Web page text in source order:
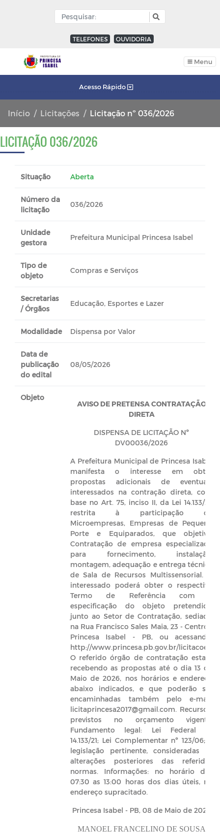
TELEFONES OUVIDORIA
Menu
Acesso Rápido
Início Licitações Licitação nº 036/2026
LICITAÇÃO 036/2026
Situação Aberta
Número da
licitação
036/2026
Unidade
gestora
Prefeitura Municipal Princesa Isabel
Tipo de
objeto
Compras e Serviços
Secretarias
/ Órgãos
Educação, Esportes e Lazer
Modalidade Dispensa por Valor
Data de
publicação
do edital
08/05/2026
Objeto
AVISO DE PRETENSA CONTRATAÇÃO
DIRETA
DISPENSA DE LICITAÇÃO Nº
DV00036/2026
A Prefeitura Municipal de Princesa Isabel
manifesta o interesse em obter
propostas adicionais de eventuais
interessados na contração direta, com
base no Art. 75, inciso II, da Lei 14.133/21,
restrita à participação de
Microempresas, Empresas de Pequeno
Porte e Equiparados, que objetiva:
Contratação de empresa especializada
para fornecimento, instalação,
montagem, adequação e entrega técnica
de Sala de Recursos Multissensorial. O
interessado poderá obter o respectivo
Termo de Referência com a
especificação do objeto pretendido
junto ao Setor de Contratação, sediado
na Rua Francisco Sales Maia, 23 - Centro -
Princesa Isabel - PB, ou acessando:
http://www.princesa.pb.gov.br/licitacoes.
O referido órgão de contratação estará
recebendo as propostas até o dia 13 de
Maio de 2026, nos horários e endereço
abaixo indicados, e que poderão ser
encaminhadas também pelo e-mail:
licitaprincesa2017@gmail.com. Recursos:
previstos no orçamento vigente.
Fundamento legal: Lei Federal nº
14.133/21; Lei Complementar nº 123/06; e
legislação pertinente, consideradas as
alterações posteriores das referidas
normas. Informações: no horário das
07:30 as 13:00 horas dos dias úteis, no
endereço supracitado.
Princesa Isabel - PB, 08 de Maio de 2026
MANOEL FRANCELINO DE SOUSA